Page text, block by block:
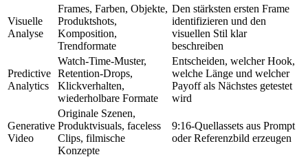
Visuelle
Analyse
Frames, Farben, Objekte,
Produktshots,
Komposition,
Trendformate
Den stärksten ersten Frame
identifizieren und den
visuellen Stil klar
beschreiben
Predictive
Analytics
Watch-Time-Muster,
Retention-Drops,
Klickverhalten,
wiederholbare Formate
Entscheiden, welcher Hook,
welche Länge und welcher
Payoff als Nächstes getestet
wird
Generative
Video
Originale Szenen,
Produktvisuals, faceless
Clips, filmische
Konzepte
9:16-Quellassets aus Prompt
oder Referenzbild erzeugen